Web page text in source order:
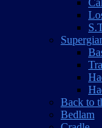
Back to
Bedlam